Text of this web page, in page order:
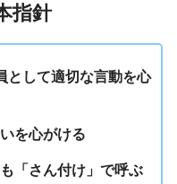
指針
として適切な言動を心
を心がける
「さん付け」で呼ぶ